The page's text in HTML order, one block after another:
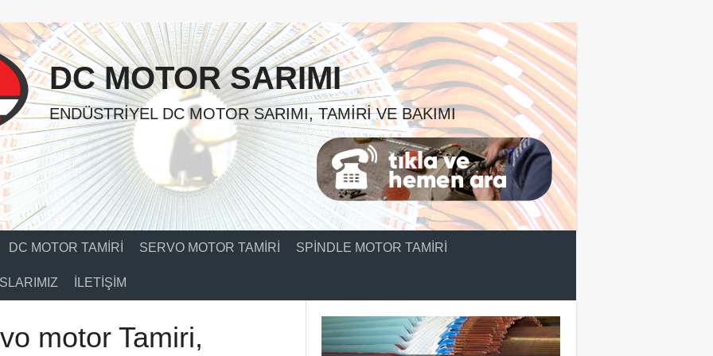
DC MOTOR SARIMI
ENDÜSTRIYEL DC MOTOR SARIMI, TAMIRI VE BAKIMI
DC MOTOR TAMIRI SERVO MOTOR TAMIRI SPINDLE MOTOR TAMIRI
İLETIŞIM
motor Tamiri,